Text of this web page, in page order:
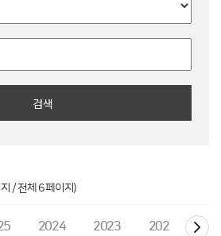
검색
/ 전체 6 페이지)
2024 2023 2022